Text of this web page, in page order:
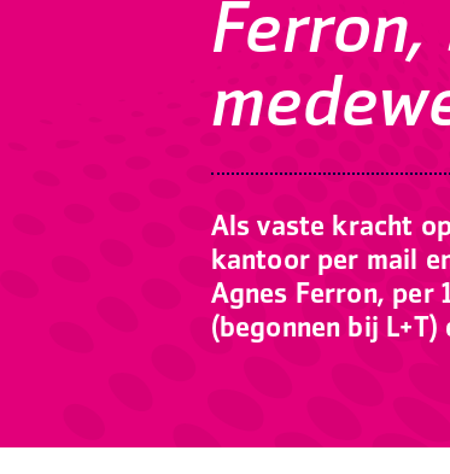
Ferron,
Als vaste kracht
kantoor per mail
Agnes Ferron, per
(begonnen bij